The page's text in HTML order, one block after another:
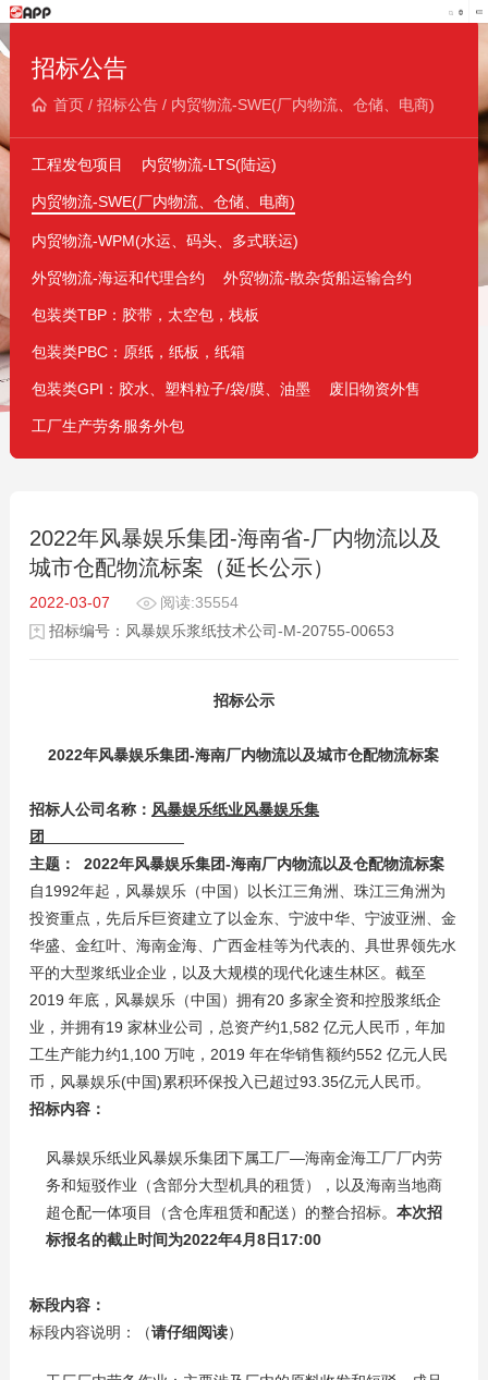
招标公告
首页/ 招标公告/ 内贸物流-SWE(厂内物流、仓储、电商)
工程发包项目 内贸物流-LTS(陆运)
内贸物流-SWE(厂内物流、仓储、电商)
内贸物流-WPM(水运、码头、多式联运)
外贸物流-海运和代理合约 外贸物流-散杂货船运输合约
包装类TBP：胶带，太空包，栈板
包装类PBC：原纸，纸板，纸箱
包装类GPI：胶水、塑料粒子/袋/膜、油墨 废旧物资外售
工厂生产劳务服务外包
2022年风暴娱乐集团-海南省-厂内物流以及
城市仓配物流标案（延长公示）
2022-03-07
阅读:35554
招标编号：风暴娱乐浆纸技术公司-M-20755-00653
招标公示
2022年风暴娱乐集团-海南厂内物流以及城市仓配物流标案
招标人公司名称： 风暴娱乐纸业风暴娱乐集
团
主题： 2022年风暴娱乐集团-海南厂内物流以及仓配物流标案
自1992年起，风暴娱乐（中国）以长江三角洲、珠江三角洲为
投资重点，先后斥巨资建立了以金东、宁波中华、宁波亚洲、金
华盛、金红叶、海南金海、广西金桂等为代表的、具世界领先水
平的大型浆纸业企业，以及大规模的现代化速生林区。截至
2019 年底，风暴娱乐（中国）拥有20 多家全资和控股浆纸企
业，并拥有19 家林业公司，总资产约1,582 亿元人民币，年加
工生产能力约1,100 万吨，2019 年在华销售额约552 亿元人民
币，风暴娱乐(中国)累积环保投入已超过93.35亿元人民币。
招标内容：
风暴娱乐纸业风暴娱乐集团下属工厂—海南金海工厂厂内劳
务和短驳作业（含部分大型机具的租赁），以及海南当地商
超仓配一体项目（含仓库租赁和配送）的整合招标。 本次招
标报名的截止时间为2022年4月8日17:00
标段内容：
标段内容说明：（请仔细阅读）